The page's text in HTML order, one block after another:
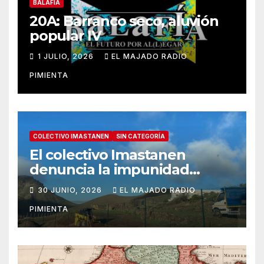
BALAFÍA
20A: Barranco seco, aluvión
popular IV
1 JULIO, 2026 EL MAJADO RADIO
PIMIENTA
COLECTIVO IMASTANEN SIN CATEGORÍA
El colectivo Imastanen
denuncia la impunidad
urbanística en Arona: las
obras ilegales en suelo
rústico ya denunciadas en
marzo prosiguen ante la
inoperancia institucional
30 JUNIO, 2026 EL MAJADO RADIO
PIMIENTA